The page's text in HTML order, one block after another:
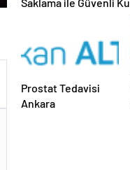
Saklama ile Güvenli
Prostat Tedavisi
Ankara